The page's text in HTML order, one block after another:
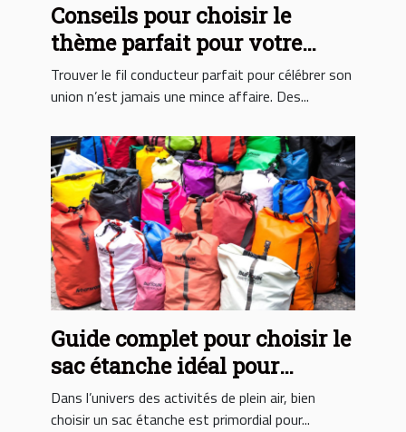
Conseils pour choisir le
thème parfait pour votre
mariage
Trouver le fil conducteur parfait pour célébrer son
union n’est jamais une mince affaire. Des...
Guide complet pour choisir le
sac étanche idéal pour
chaque activité
Dans l’univers des activités de plein air, bien
choisir un sac étanche est primordial pour...